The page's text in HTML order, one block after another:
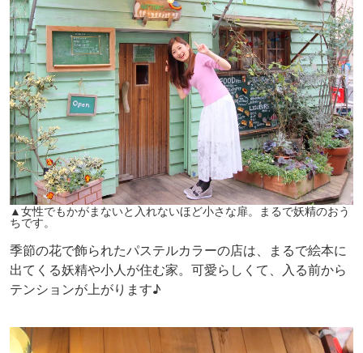
▲女性でもかがまないと入れないほど小さな扉。まるで妖精のおう
ちです。
季節の花で飾られたパステルカラーの店は、まるで絵本に
出てくる妖精や小人が住む家。可愛らしくて、入る前から
テンションが上がります♪